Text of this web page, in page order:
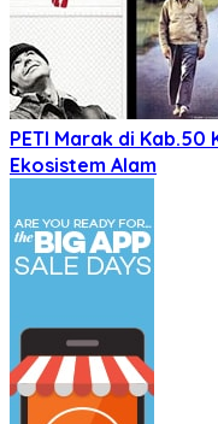
PETI Marak di Kab.50
Ekosistem Alam